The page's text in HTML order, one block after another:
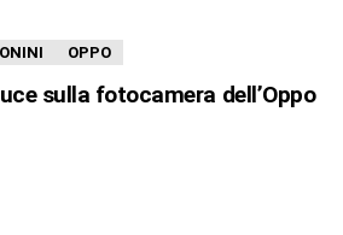
OPPO
sulla fotocamera dell’Oppo